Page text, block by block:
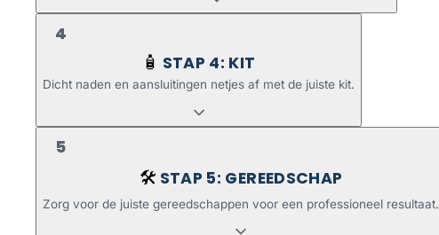
4
🧴 STAP 4: KIT
Dicht naden en aansluitingen netjes af met de juiste kit.
5
🛠️ STAP 5: GEREEDSCHAP
Zorg voor de juiste gereedschappen voor een professioneel resultaat.